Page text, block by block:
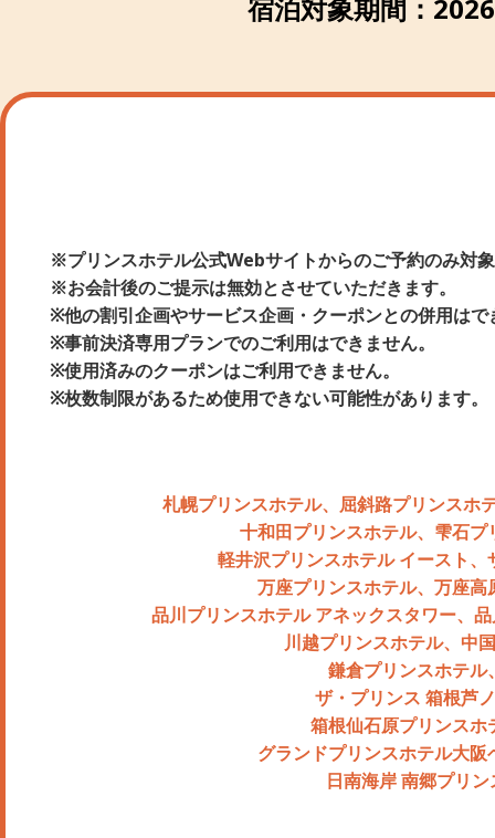
宿泊対象期間：
※プリンスホテル公式Webサイトからのご予約のみ対
※お会計後のご提示は無効とさせていただきます。
※他の割引企画やサービス企画・クーポンとの併用はで
※事前決済専用プランでのご利用はできません。
※使用済みのクーポンはご利用できません。
※枚数制限があるため使用できない可能性があります。
札幌プリンスホテル、屈斜路プリンスホ
十和田プリンスホテル、雫石
軽井沢プリンスホテル イースト
万座プリンスホテル、万座
品川プリンスホテル アネックスタワー、
川越プリンスホテル、中
鎌倉プリンスホテル
ザ・プリンス 箱根芦
箱根仙石原プリンス
グランドプリンスホテル大
日南海岸 南郷プリ